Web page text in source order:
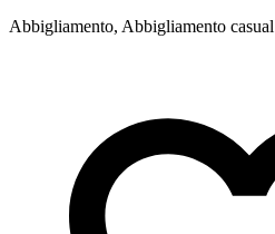
Abbigliamento, Abbigliamento casual